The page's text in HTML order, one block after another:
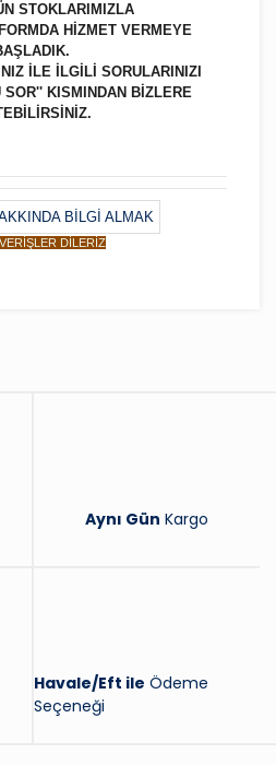
STOKLARIMIZLA
HİZMET VERMEYE
İLE İLGİLİ SORULARINIZI
SOR'' KISMINDAN BİZLERE
DİLERİZ
Aynı Gün Kargo
Havale/Eft ile Ödeme
Seçeneği